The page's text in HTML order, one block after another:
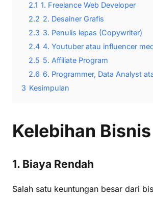
2.1 1. Freelance Web Developer
2.2 2. Desainer Grafis
2.3 3. Penulis lepas (Copywriter)
2.4 4. Youtuber atau influencer
2.5 5. Affiliate Program
2.6 6. Programmer, Data Analyst
3 Kesimpulan
Kelebihan
1. Biaya Rendah
Salah satu keuntungan besar dari